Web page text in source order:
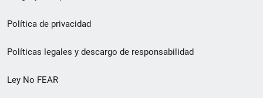
de
pie
de
página
Política de privacidad
Políticas legales y descargo de responsabilidad
Ley No FEAR